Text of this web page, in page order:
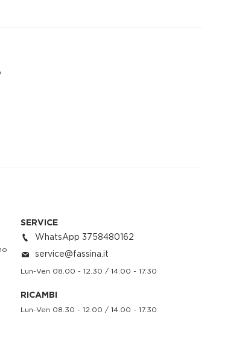
SERVICE
WhatsApp 3758480162
service@fassina.it
Lun-Ven 08.00 - 12.30 / 14.00 - 17.30
RICAMBI
Lun-Ven 08.30 - 12.00 / 14.00 - 17.30